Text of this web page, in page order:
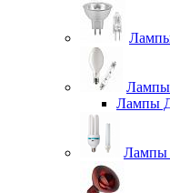
Лампы
Лампы
Лампы